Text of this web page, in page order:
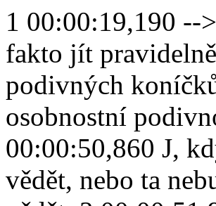
1 00:00:19,190 --> 00:00:40,970 Jo, protože posloucháte fakto jít pravidelně, tak asi víte, že mám spoustu velmi podivných koníčků, zájmů a zálib. Asi ta nejvýraznější osobnostní podivnost tka, kterou mám. 2 00:00:41,780 --> 00:00:50,860 J, když si můžu vybrat mezi tím, že něco budu vědět, nebo ta nebudu vědět, tak vždycky volím, že to chci vědět. 3 00:00:51,990 --> 00:00:57,080 Ano, někdy se stává, že na konci si říkám, to jsem radši vědět neměl. 4 00:00:58,110 --> 00:01:03,480 Ale když jsem postaven do takové situace, vždycky volím, že je vědět chci. 5 00:01:04,260 --> 00:01:11,390 A tak vím spoustu věcí o naprosto podivných a obskurních a okrajových záležitostech. 6 00:01:13,720 --> 00:01:24,960 Kdyi někde řeknu le můj koníček je psychiatrie, psychické nemoci nebo třeba toxikologie nebo kriminalistika. 7 00:01:25,880 --> 00:01:55,520 Tak se lidé občas koukají tak, jako kdybych právě spadnul z Marsu podle mého úplně zbytečně, protože třeba taková kriminalistika je stejně dobrý koníček jako řekněme sbírání známek k zájmu o kriminalistiku jsem se dostal před mnoha lety zdrojem a inspirací mého zájmu byla zase nějaká internetová diskuse. Tehdy snad probíhal nějaký. 8 00:01:55,920 --> 00:02:25,920 Trestný čin, který ho opět pobouřil celou republiku a zase se v diskusích vedly ty moudré řeči o tom, že tohle dřív nebývalo a takovéhle vraždy a bla bla bla říkám bla bla, bla. A říkám to úmyslně, protože tyhle řeči, jak to říct slušně, dejme tomu tyhle řeči nemají oporu v realitě. Jinými slovy, jsou to naprosté kraviny. 9 00:02:26,260 --> 00:02:56,440 Když někdo říká, že dřív nebylo tolik vražd, tak se mýlí. Buď toho klame paměť a nebo o věci neví vůbec nic. A když někde něco takového řeknu, tak se vždycky někdo ozve a řekne, nojo, ale dřív ty vraždy nebyly takhle hnusný, nikdy nezavraždili stařenku pro 30 korun jako dneska. Na to nemám co říct, protože u tohohle. 10 00:02:56,520 --> 00:03:21,670 Je vidět, že ten člověk neví o trestných činech AO vraždách, ale vůbec nic. Jenom má nějaký dojem vytvořený na základě nějakého mediálního obrazu a atmosféry dané doby, ale jinak opravdu neví nic, pouze se něco domnívá AV tomhletom domnění, jemu vlastně dobře. 11 00:03:22,580 --> 00:03:29,550 A kdo jsem já, abych takovému člověku vyprávěl o tom, že vraždy stařenek? 12 00:03:30,270 --> 00:04:00,140 Nejenom pro 30 korun, ale pro mnohem bagatelní liší důvody, respektive bezdůvodně byly vždycky byly za socialismu byly za 1. Republiky a byli kdykoliv předtím v dějinách. A kdo jsem já, abych takovým lidem ukazoval a dokazoval a na statistikách a historických knihách a historických pramenech dokládal, že je to přesně naopak. 13 00:04:00,640 --> 00:04:30,520 Že brutalita činů lehce klesá, že výrazně klesá počet těžkých ublížení na zdraví a počet vražd podobnou statistiku nabízel už lomborg ve své knize skeptický ekolog, kde polemizoval s obecně přijímaným obrazem toho, že svět je čím dál tím horší místo a on dokládal, že v historii nedávno minulé 200 300 let zpátky. 14 00:04:30,930 --> 00:04:53,350 Bylo naprosto běžné, že se na vás někdo zle podíval, nebo o vás něco